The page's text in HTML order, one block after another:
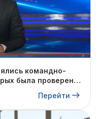
командно-
была проверена
Перейти